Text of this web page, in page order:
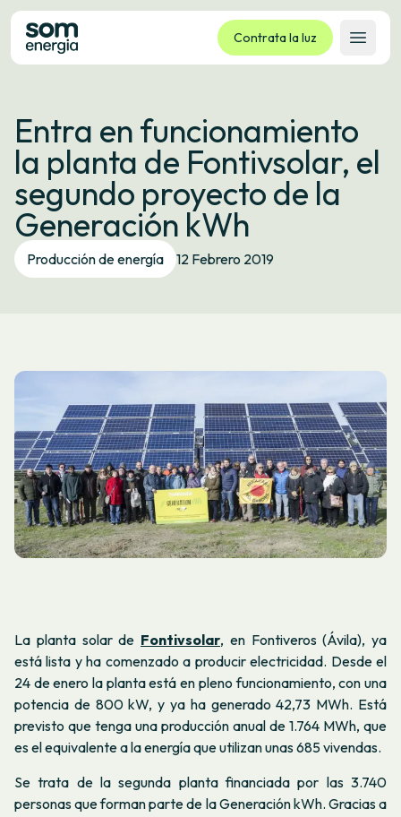
Contrata la luz
Abrir
Tarifas
Servicios
Empresas
La cooperativa
Contacto
Trámites
Entra en funcionamiento
la planta de Fontivsolar, el
segundo proyecto de la
Generación kWh
Producción de energía 12 Febrero 2019
La planta solar de Fontivsolar, en Fontiveros (Ávila), ya
está lista y ha comenzado a producir electricidad. Desde el
24 de enero la planta está en pleno funcionamiento, con una
potencia de 800 kW, y ya ha generado 42,73 MWh. Está
previsto que tenga una producción anual de 1.764 MWh, que
es el equivalente a la energía que utilizan unas 685 vivendas.
Se trata de la segunda planta financiada por las 3.740
personas que forman parte de la Generación kWh. Gracias a